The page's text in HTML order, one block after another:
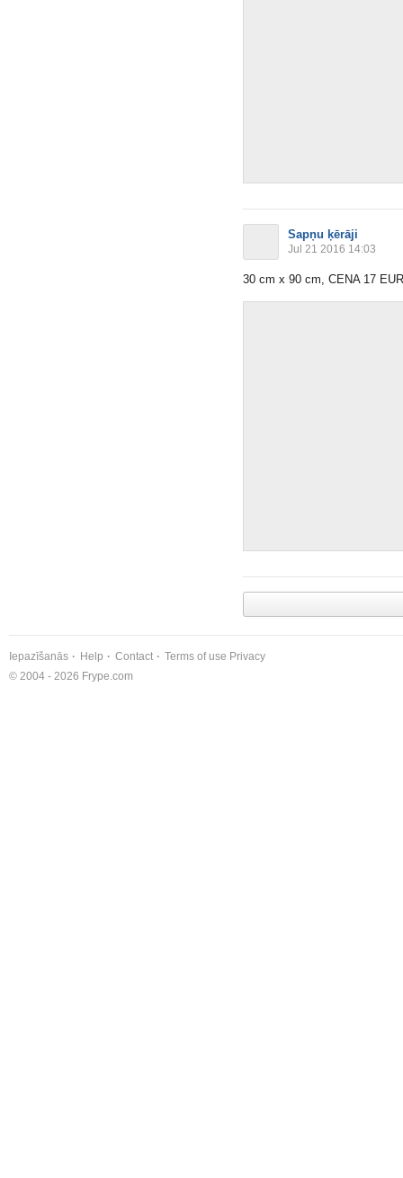
Sapņu ķērāji
Jul 21 2016 14:03
30 cm x 90 cm, CENA 17 EUR
Iepazīšanās Help Contact Terms of use Privacy
© 2004 - 2026 Frype.com